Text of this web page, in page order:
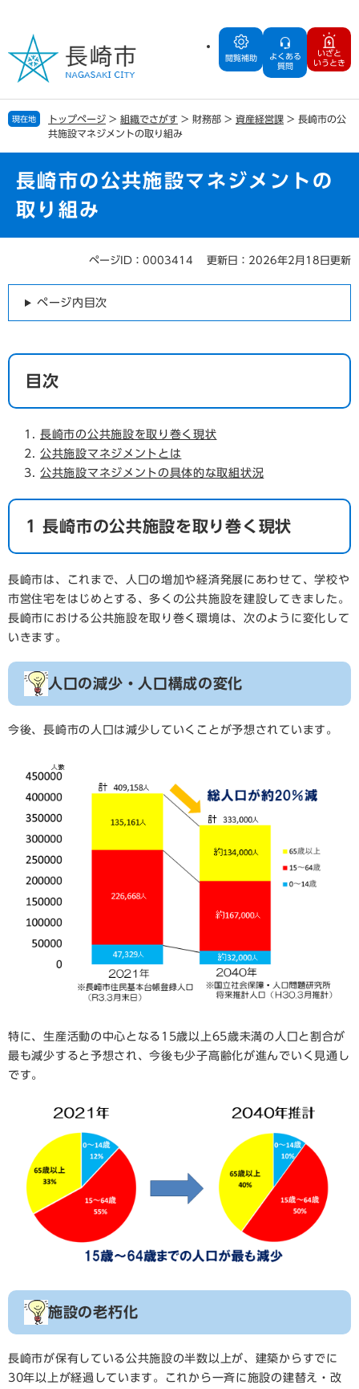
の
で
す
ー
ば
し
閲覧補助
よくある
質問
いざと
いうとき
現在地 トップページ > 組織でさがす > 財務部 > 資産経営課 > 長崎市の公
共施設マネジメントの取り組み
長崎市の公共施設マネジメントの
取り組み
ページID：0003414 更新日：2026年2月18日更新
ページ内目次
目次
長崎市の公共施設を取り巻く現状
公共施設マネジメントとは
公共施設マネジメントの具体的な取組状況
1 長崎市の公共施設を取り巻く現状
長崎市は、これまで、人口の増加や経済発展にあわせて、学校や
市営住宅をはじめとする、多くの公共施設を建設してきました。
長崎市における公共施設を取り巻く環境は、次のように変化して
いきます。
人口の減少・人口構成の変化
今後、長崎市の人口は減少していくことが予想されています。
特に、生産活動の中心となる15歳以上65歳未満の人口と割合が
最も減少すると予想され、今後も少子高齢化が進んでいく見通し
です。
施設の老朽化
長崎市が保有している公共施設の半数以上が、建築からすでに
30年以上が経過しています。これから一斉に施設の建替え・改